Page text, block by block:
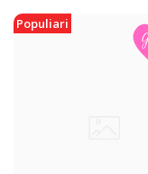
Populiari